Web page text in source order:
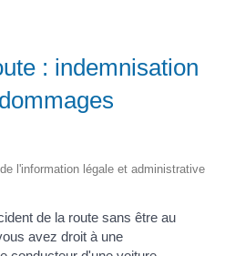
: indemnisation
l'information légale et administrative
de la route sans être au
avez droit à une